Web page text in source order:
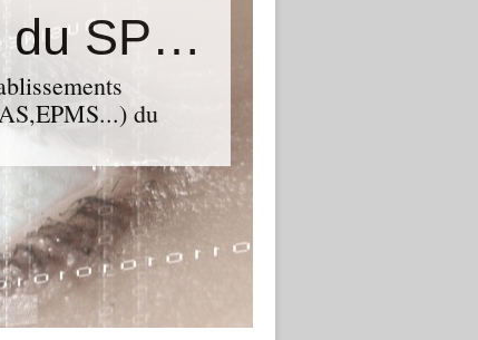
&quot;Résistances&quot;-Le blog du SPHAB/CGT (56-Guémené-sur-Scorff) et des Syndicats CGT associés des petits établissements sanitaires, sociaux et médico-sociaux du Morbihan qui résistent à la casse
du